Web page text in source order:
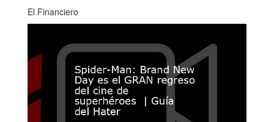
El Financiero